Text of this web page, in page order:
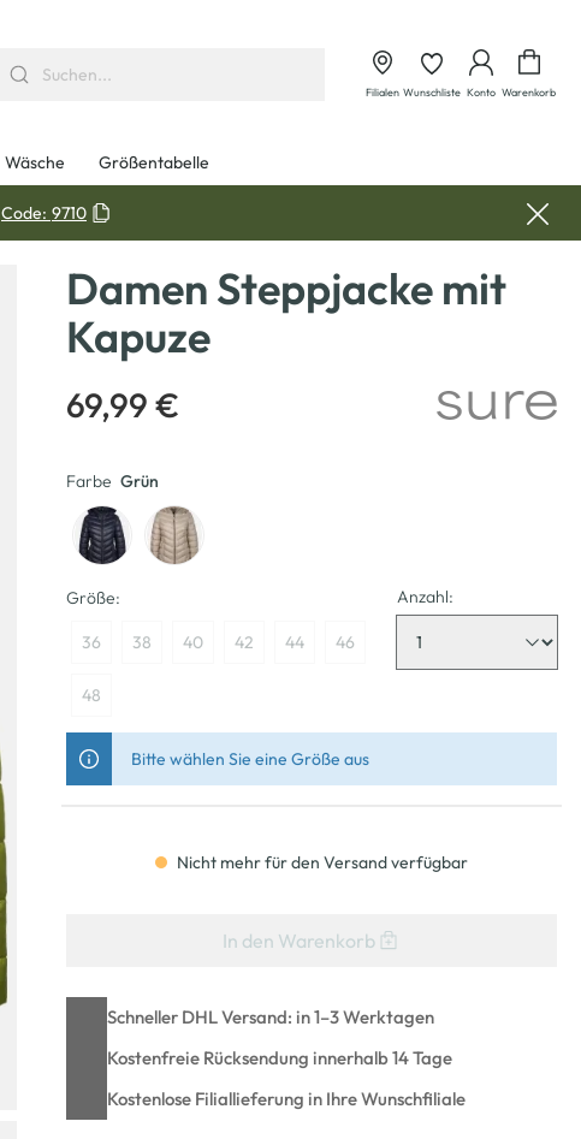
Filialen Wunschliste Konto Warenkorb
Wäsche Größentabelle
Code: 9710
Damen Steppjacke mit
Kapuze
69,99 €
Farbe Grün
Größe:
36 38 40 42 44 46
48
Anzahl:
Bitte wählen Sie eine Größe aus
Nicht mehr für den Versand verfügbar
In den Warenkorb
Schneller DHL Versand: in 1–3 Werktagen
Kostenfreie Rücksendung innerhalb 14 Tage
Kostenlose Filiallieferung in Ihre Wunschfiliale